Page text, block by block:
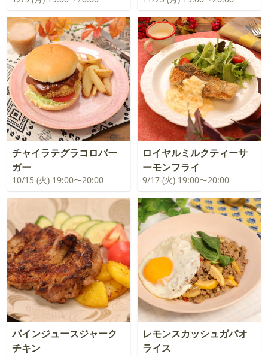
チャイラテグラコロバー
ガー
10/15 (火) 19:00〜20:00
ロイヤルミルクティーサ
ーモンフライ
9/17 (火) 19:00〜20:00
パインジュースジャーク
チキン
レモンスカッシュガパオ
ライス